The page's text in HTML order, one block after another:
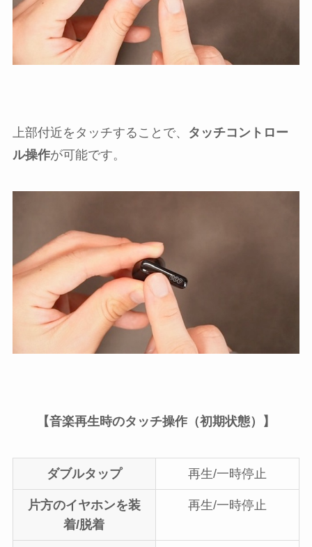
上部付近をタッチすることで、
タッチコントロー
ル操作が可能です。
【音楽再生時のタッチ操作（初期状態）】
ダブルタップ 再生/一時停止
片方のイヤホンを装
着/脱着
再生/一時停止